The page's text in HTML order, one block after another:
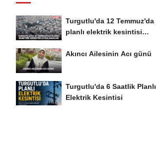
Turgutlu'da 12 Temmuz'da
planlı elektrik kesintisi
Akıncı Ailesinin Acı günü
Turgutlu'da 6 Saatlik Planlı
Elektrik Kesintisi